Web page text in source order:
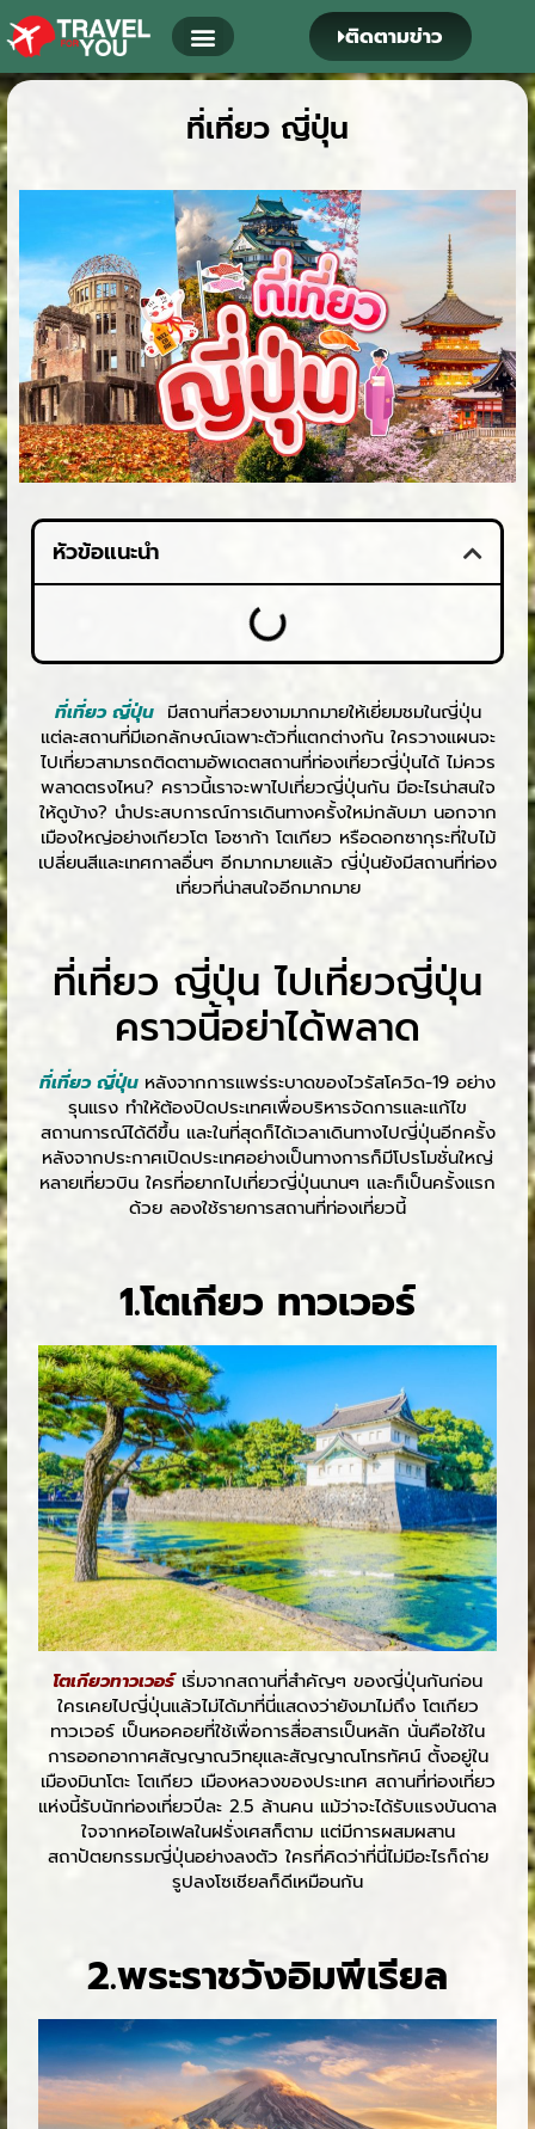
ติดตามข่าว
ที่เที่ยว ญี่ปุ่น
หัวข้อแนะนำ
ที่เที่ยว ญี่ปุ่น มีสถานที่สวยงามมากมายให้เยี่ยมชมในญี่ปุ่น
แต่ละสถานที่มีเอกลักษณ์เฉพาะตัวที่แตกต่างกัน ใครวางแผนจะ
ไปเที่ยวสามารถติดตามอัพเดตสถานที่ท่องเที่ยวญี่ปุ่นได้ ไม่ควร
พลาดตรงไหน? คราวนี้เราจะพาไปเที่ยวญี่ปุ่นกัน มีอะไรน่าสนใจ
ให้ดูบ้าง? นำประสบการณ์การเดินทางครั้งใหม่กลับมา นอกจาก
เมืองใหญ่อย่างเกียวโต โอซาก้า โตเกียว หรือดอกซากุระที่ใบไม้
เปลี่ยนสีและเทศกาลอื่นๆ อีกมากมายแล้ว ญี่ปุ่นยังมีสถานที่ท่อง
เที่ยวที่น่าสนใจอีกมากมาย
ที่เที่ยว ญี่ปุ่น ไปเที่ยวญี่ปุ่น
คราวนี้อย่าได้พลาด
ที่เที่ยว ญี่ปุ่น หลังจากการแพร่ระบาดของไวรัสโควิด-19 อย่าง
รุนแรง ทำให้ต้องปิดประเทศเพื่อบริหารจัดการและแก้ไข
สถานการณ์ได้ดีขึ้น และในที่สุดก็ได้เวลาเดินทางไปญี่ปุ่นอีกครั้ง
หลังจากประกาศเปิดประเทศอย่างเป็นทางการก็มีโปรโมชั่นใหญ่
หลายเที่ยวบิน ใครที่อยากไปเที่ยวญี่ปุ่นนานๆ และก็เป็นครั้งแรก
ด้วย ลองใช้รายการสถานที่ท่องเที่ยวนี้
1.โตเกียว ทาวเวอร์
โตเกียวทาวเวอร์เริ่มจากสถานที่สำคัญๆ ของญี่ปุ่นกันก่อน
ใครเคยไปญี่ปุ่นแล้วไม่ได้มาที่นี่แสดงว่ายังมาไม่ถึง โตเกียว
ทาวเวอร์ เป็นหอคอยที่ใช้เพื่อการสื่อสารเป็นหลัก นั่นคือใช้ใน
การออกอากาศสัญญาณวิทยุและสัญญาณโทรทัศน์ ตั้งอยู่ใน
เมืองมินาโตะ โตเกียว เมืองหลวงของประเทศ สถานที่ท่องเที่ยว
แห่งนี้รับนักท่องเที่ยวปีละ 2.5 ล้านคน แม้ว่าจะได้รับแรงบันดาล
ใจจากหอไอเฟลในฝรั่งเศสก็ตาม แต่มีการผสมผสาน
สถาปัตยกรรมญี่ปุ่นอย่างลงตัว ใครที่คิดว่าที่นี่ไม่มีอะไรก็ถ่าย
รูปลงโซเชียลก็ดีเหมือนกัน
2.พระราชวังอิมพีเรียล